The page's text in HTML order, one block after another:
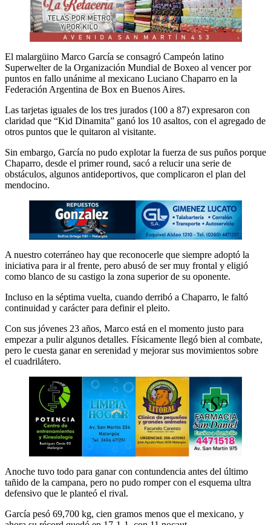
El malargüino Marco García se consagró Campeón latino
Superwelter de la Organización Mundial de Boxeo al vencer por
puntos en fallo unánime al mexicano Luciano Chaparro en la
Federación Argentina de Box en Buenos Aires.
Las tarjetas iguales de los tres jurados (100 a 87) expresaron con
claridad que “Kid Dinamita” ganó los 10 asaltos, con el agregado de
otros puntos que le quitaron al visitante.
Sin embargo, García no pudo explotar la fuerza de sus puños porque
Chaparro, desde el primer round, sacó a relucir una serie de
obstáculos, algunos antideportivos, que complicaron el plan del
mendocino.
A nuestro coterráneo hay que reconocerle que siempre adoptó la
iniciativa para ir al frente, pero abusó de ser muy frontal y eligió
como blanco de su castigo la zona superior de su oponente.
Incluso en la séptima vuelta, cuando derribó a Chaparro, le faltó
continuidad y carácter para definir el pleito.
Con sus jóvenes 23 años, Marco está en el momento justo para
empezar a pulir algunos detalles. Físicamente llegó bien al combate,
pero le cuesta ganar en serenidad y mejorar sus movimientos sobre
el cuadrilátero.
Anoche tuvo todo para ganar con contundencia antes del último
tañido de la campana, pero no pudo romper con el esquema ultra
defensivo que le planteó el rival.
García pesó 69,700 kg, cien gramos menos que el mexicano, y